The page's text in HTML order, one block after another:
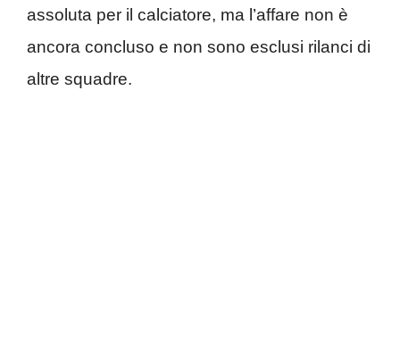
assoluta per il calciatore, ma l’affare non è
ancora concluso e non sono esclusi rilanci di
altre squadre.